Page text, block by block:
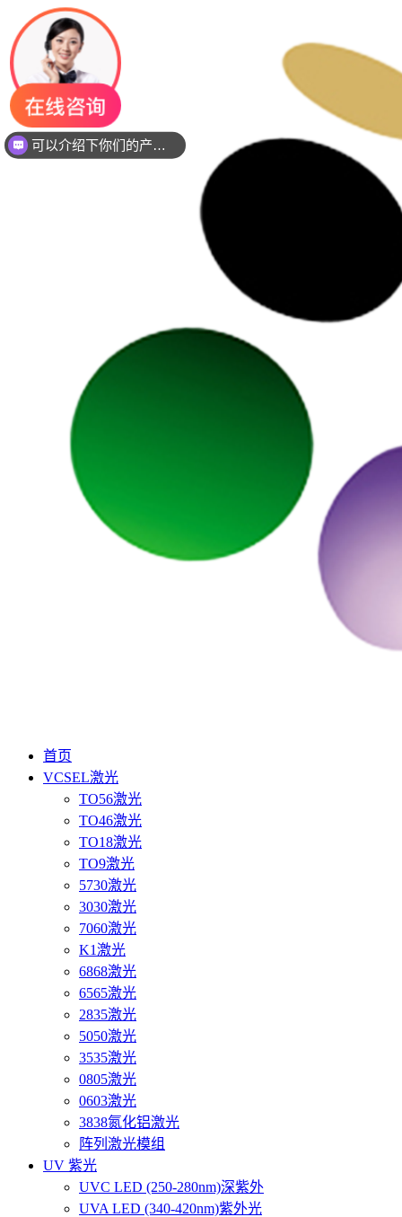
首页
VCSEL激光
TO56激光
TO46激光
TO18激光
TO9激光
5730激光
3030激光
7060激光
K1激光
6868激光
6565激光
2835激光
5050激光
3535激光
0805激光
0603激光
3838氮化铝激光
阵列激光模组
UV 紫光
UVC LED (250-280nm)深紫外
UVA LED (340-420nm)紫外光
你们是是需要贴片还是插件灯珠呢？